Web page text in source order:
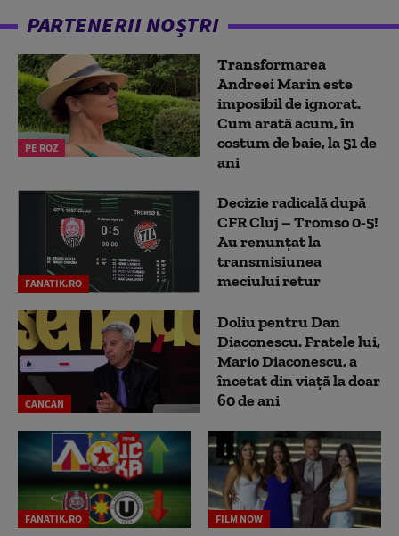
PARTENERII NOȘTRI
PE ROZ
Transformarea
Andreei Marin este
imposibil de ignorat.
Cum arată acum, în
costum de baie, la 51 de
ani
FANATIK.RO
Decizie radicală după
CFR Cluj – Tromso 0-5!
Au renunțat la
transmisiunea
meciului retur
CANCAN
Doliu pentru Dan
Diaconescu. Fratele lui,
Mario Diaconescu, a
încetat din viață la doar
60 de ani
FANATIK.RO FILM NOW